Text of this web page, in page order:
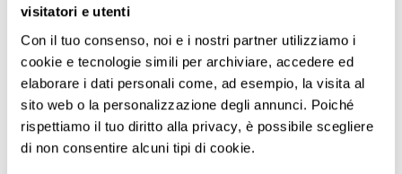
visitatori e utenti
Con il tuo consenso, noi e i nostri partner utilizziamo i
cookie e tecnologie simili per archiviare, accedere ed
elaborare i dati personali come, ad esempio, la visita al
sito web o la personalizzazione degli annunci. Poiché
rispettiamo il tuo diritto alla privacy, è possibile scegliere
di non consentire alcuni tipi di cookie.
L’agenzia Sole, Mare E… Fantasia, offre tante
proposte di viaggi a prezzi altamente
concorrenziali! Uno staff altamente qualificato
ti accompagnerà nella costruzione del tuo
viaggio. Il nostro lavoro è la nostra passione.